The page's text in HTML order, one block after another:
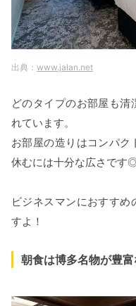
www.jalan.net
どのタイプのお部屋も清
れています。
お部屋の造りはコンパク
休むには十分な広さです
ビジネスマンにおすすめ
すよ！
朝食は博多名物が豊富